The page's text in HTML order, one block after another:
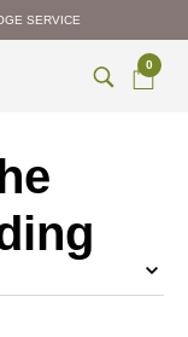
SERVICE
0